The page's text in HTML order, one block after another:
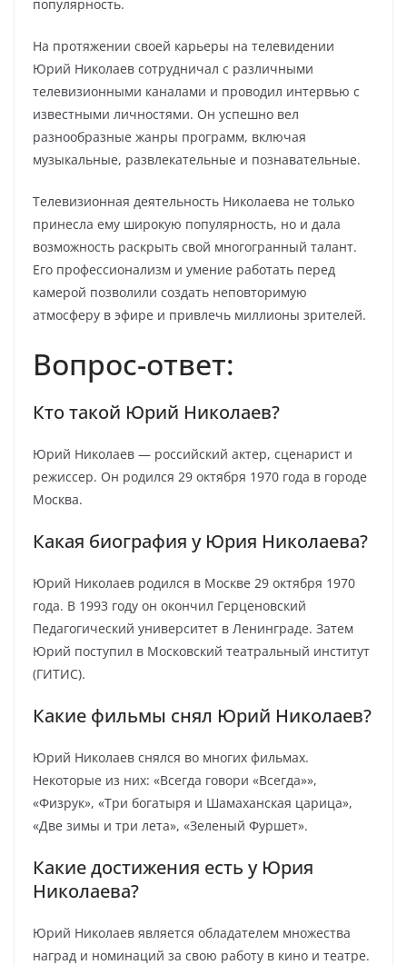
популярность.
На протяжении своей карьеры на телевидении
Юрий Николаев сотрудничал с различными
телевизионными каналами и проводил интервью с
известными личностями. Он успешно вел
разнообразные жанры программ, включая
музыкальные, развлекательные и познавательные.
Телевизионная деятельность Николаева не только
принесла ему широкую популярность, но и дала
возможность раскрыть свой многогранный талант.
Его профессионализм и умение работать перед
камерой позволили создать неповторимую
атмосферу в эфире и привлечь миллионы зрителей.
Вопрос-ответ:
Кто такой Юрий Николаев?
Юрий Николаев — российский актер, сценарист и
режиссер. Он родился 29 октября 1970 года в городе
Москва.
Какая биография у Юрия Николаева?
Юрий Николаев родился в Москве 29 октября 1970
года. В 1993 году он окончил Герценовский
Педагогический университет в Ленинграде. Затем
Юрий поступил в Московский театральный институт
(ГИТИС).
Какие фильмы снял Юрий Николаев?
Юрий Николаев снялся во многих фильмах.
Некоторые из них: «Всегда говори «Всегда»»,
«Физрук», «Три богатыря и Шамаханская царица»,
«Две зимы и три лета», «Зеленый Фуршет».
Какие достижения есть у Юрия
Николаева?
Юрий Николаев является обладателем множества
наград и номинаций за свою работу в кино и театре.